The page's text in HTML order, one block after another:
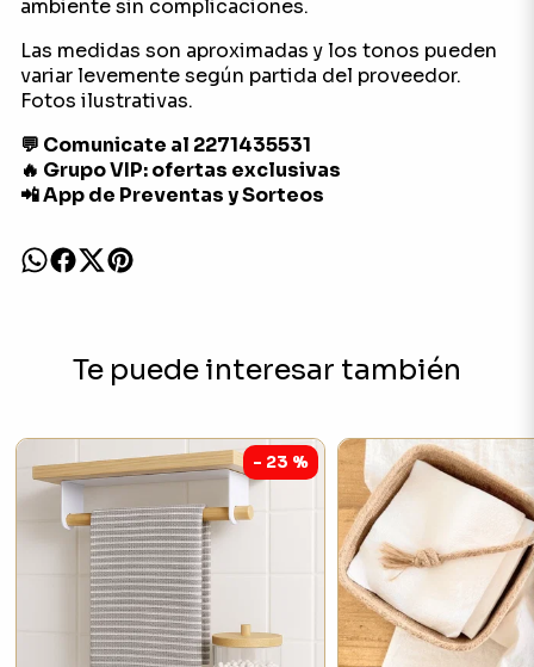
ambiente sin complicaciones.
Las medidas son aproximadas y los tonos pueden
variar levemente según partida del proveedor.
Fotos ilustrativas.
💬 Comunicate al 2271435531
🔥 Grupo VIP: ofertas exclusivas
📲 App de Preventas y Sorteos
Te puede interesar también
- 23 %